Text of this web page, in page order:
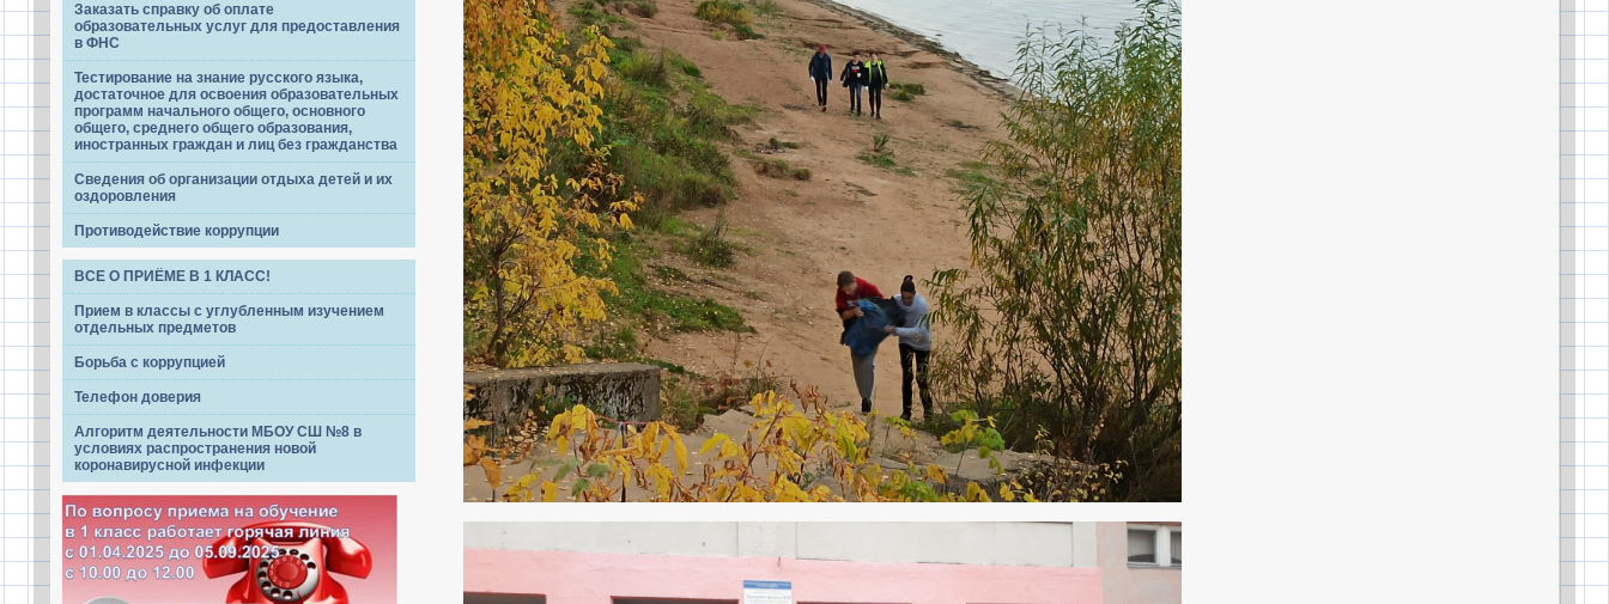
Заказать справку об оплате
образовательных услуг для предоставления
в ФНС
Тестирование на знание русского языка,
достаточное для освоения образовательных
программ начального общего, основного
общего, среднего общего образования,
иностранных граждан и лиц без гражданства
Сведения об организации отдыха детей и их
оздоровления
Противодействие коррупции
ВСЕ О ПРИЁМЕ В 1 КЛАСС!
Прием в классы с углубленным изучением
отдельных предметов
Борьба с коррупцией
Телефон доверия
Алгоритм деятельности МБОУ СШ №8 в
условиях распространения новой
коронавирусной инфекции